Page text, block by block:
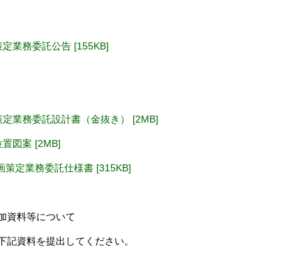
業務委託公告 [155KB]
業務委託設計書（金抜き） [2MB]
図案 [2MB]
策定業務委託仕様書 [315KB]
資料等について
資料を提出してください。